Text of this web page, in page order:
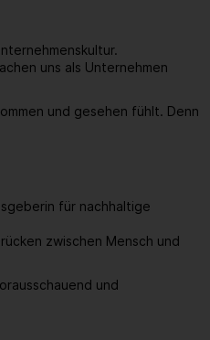
uns als Unternehmen
und gesehen fühlt. Denn
für nachhaltige
zwischen Mensch und
und